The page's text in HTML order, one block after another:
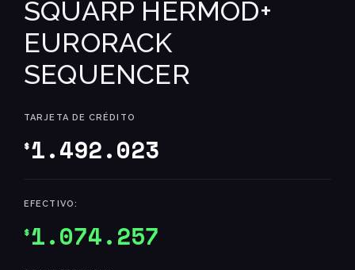
SQUARP HERMOD+
EURORACK
SEQUENCER
$1.492.023
TARJETA DE CRÉDITO
$1.074.257
EFECTIVO: